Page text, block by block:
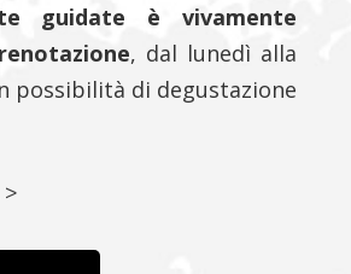
guidate è vivamente
, dal lunedì alla
possibilità di degustazione
>